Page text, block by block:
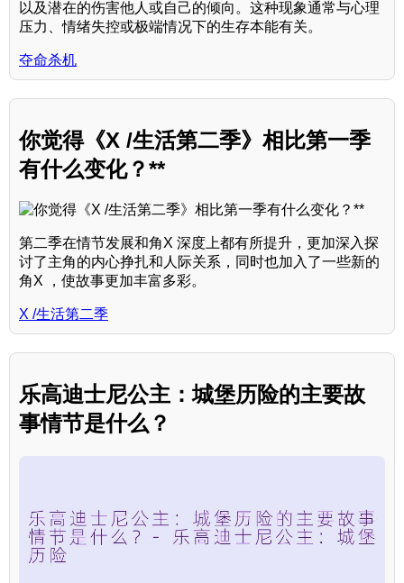
以及潜在的伤害他人或自己的倾向。这种现象通常与心理
压力、情绪失控或极端情况下的生存本能有关。
夺命杀机
你觉得《X /生活第二季》相比第一季
有什么变化？**
第二季在情节发展和角X 深度上都有所提升，更加深入探
讨了主角的内心挣扎和人际关系，同时也加入了一些新的
角X ，使故事更加丰富多彩。
X /生活第二季
乐高迪士尼公主：城堡历险的主要故
事情节是什么？